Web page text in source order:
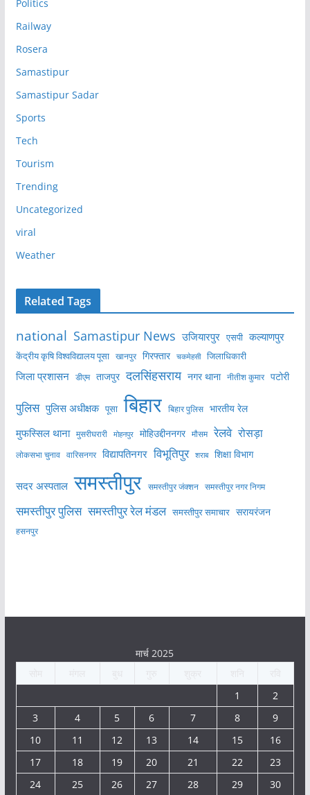
Politics
Railway
Rosera
Samastipur
Samastipur Sadar
Sports
Tech
Tourism
Trending
Uncategorized
viral
Weather
Related Tags
national Samastipur News उजियारपुर एसपी कल्याणपुर
केंद्रीय कृषि विश्वविद्यालय पूसा खानपुर गिरफ्तार चकमेहसी जिलाधिकारी
जिला प्रशासन डीएम ताजपुर दलसिंहसराय नगर थाना नीतीश कुमार पटोरी
पुलिस पुलिस अधीक्षक पूसा बिहार बिहार पुलिस भारतीय रेल
मुफस्सिल थाना मुसरीघरारी मोहनपुर मोहिउद्दीननगर मौसम रेलवे रोसड़ा
लोकसभा चुनाव वारिसनगर विद्यापतिनगर विभूतिपुर शराब शिक्षा विभाग
सदर अस्पताल समस्तीपुर समस्तीपुर जंक्शन समस्तीपुर नगर निगम
समस्तीपुर पुलिस समस्तीपुर रेल मंडल समस्तीपुर समाचार सरायरंजन
हसनपुर
मार्च 2025
1
2
3
4 5 6 7 8
9
10
11 12 13 14 15
16
17
18 19 20 21 22
23
24
25 26 27 28 29 30